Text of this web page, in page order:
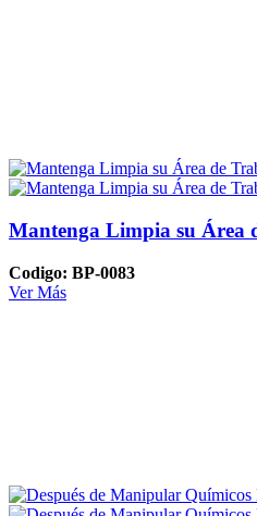
Mantenga Limpia su Área
Codigo: BP-0083
Ver Más